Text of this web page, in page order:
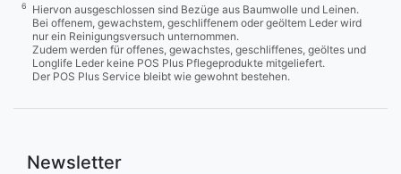
6
Hiervon ausgeschlossen sind Bezüge aus Baumwolle und Leinen.
Bei offenem, gewachstem, geschliffenem oder geöltem Leder wird
nur ein Reinigungsversuch unternommen.
Zudem werden für offenes, gewachstes, geschliffenes, geöltes und
Longlife Leder keine POS Plus Pflegeprodukte mitgeliefert.
Der POS Plus Service bleibt wie gewohnt bestehen.
Newsletter